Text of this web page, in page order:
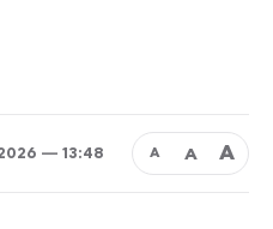
— 13:48 Α Α Α